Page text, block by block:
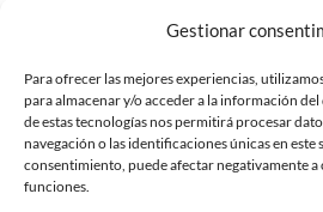
Gestionar
Para ofrecer las mejores experiencias,
para almacenar y/o acceder a la información
de estas tecnologías nos permitirá procesar
navegación o las identificaciones únicas en
consentimiento, puede afectar negativamente
funciones.
Certificado
USD US$500